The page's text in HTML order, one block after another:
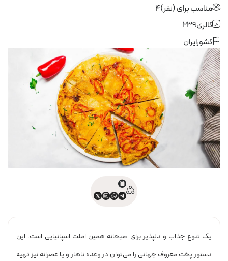
مناسب برای (نفر)4
کالری239
کشورایران
یک تنوع جذاب و دلپذیر برای صبحانه همین املت اسپانیایی است. این
دستور پخت معروف جهانی را می‌توان در وعده ناهار و یا عصرانه نیز تهیه